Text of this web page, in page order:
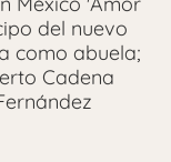
del nuevo
como abuela;
Cadena